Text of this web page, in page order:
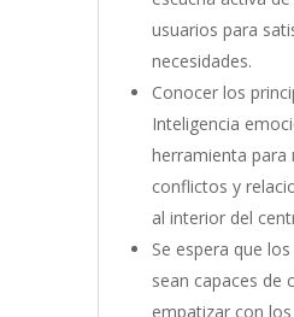
usuarios para
necesidades.
Conocer los
Inteligencia
herramienta para
conflictos y
al interior del
Se espera que
sean capaces de
empatizar con